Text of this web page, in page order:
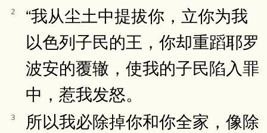
2
“我从尘土中提拔你，立你为我
以色列子民的王，你却重蹈耶罗
波安的覆辙，使我的子民陷入罪
中，惹我发怒。
3
所以我必除掉你和你全家，像除